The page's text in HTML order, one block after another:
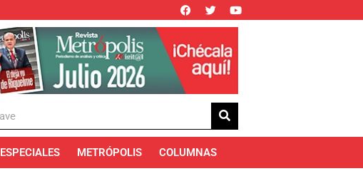
ESPECIALES METRÓPOLIS COLUMNAS